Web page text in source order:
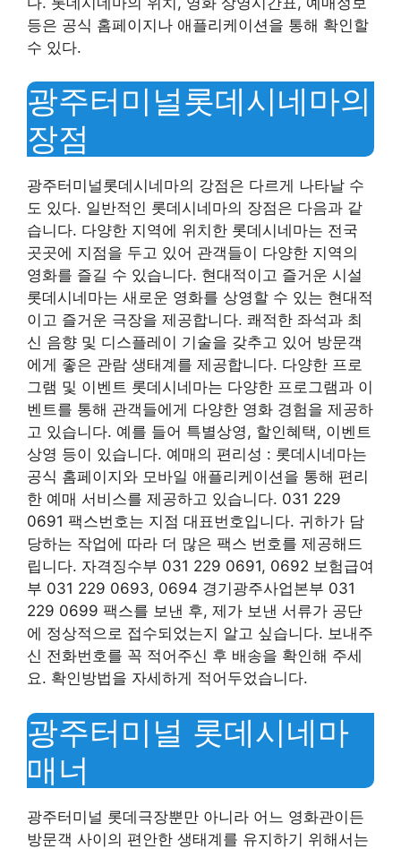
등은 공식 홈페이지나 애플리케이션을 통해 확인할
수 있다.
광주터미널롯데시네마의
장점
광주터미널롯데시네마의 강점은 다르게 나타날 수
도 있다. 일반적인 롯데시네마의 장점은 다음과 같
습니다. 다양한 지역에 위치한 롯데시네마는 전국
곳곳에 지점을 두고 있어 관객들이 다양한 지역의
영화를 즐길 수 있습니다. 현대적이고 즐거운 시설
롯데시네마는 새로운 영화를 상영할 수 있는 현대적
이고 즐거운 극장을 제공합니다. 쾌적한 좌석과 최
신 음향 및 디스플레이 기술을 갖추고 있어 방문객
에게 좋은 관람 생태계를 제공합니다. 다양한 프로
그램 및 이벤트 롯데시네마는 다양한 프로그램과 이
벤트를 통해 관객들에게 다양한 영화 경험을 제공하
고 있습니다. 예를 들어 특별상영, 할인혜택, 이벤트
상영 등이 있습니다. 예매의 편리성 : 롯데시네마는
공식 홈페이지와 모바일 애플리케이션을 통해 편리
한 예매 서비스를 제공하고 있습니다. 031 229
0691 팩스번호는 지점 대표번호입니다. 귀하가 담
당하는 작업에 따라 더 많은 팩스 번호를 제공해드
립니다. 자격징수부 031 229 0691, 0692 보험급여
부 031 229 0693, 0694 경기광주사업본부 031
229 0699 팩스를 보낸 후, 제가 보낸 서류가 공단
에 정상적으로 접수되었는지 알고 싶습니다. 보내주
신 전화번호를 꼭 적어주신 후 배송을 확인해 주세
요. 확인방법을 자세하게 적어두었습니다.
광주터미널 롯데시네마
매너
광주터미널 롯데극장뿐만 아니라 어느 영화관이든
방문객 사이의 편안한 생태계를 유지하기 위해서는